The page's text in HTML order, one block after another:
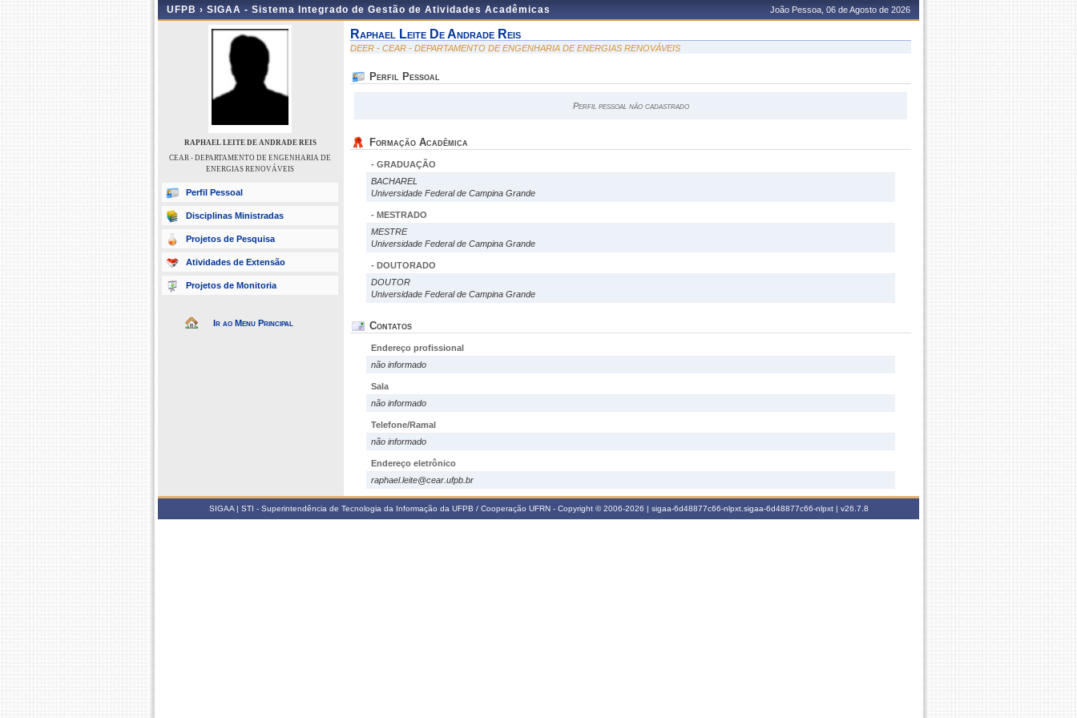
UFPB › SIGAA - Sistema Integrado de Gestão de Atividades Acadêmicas João Pessoa, 06 de Agosto de 2026
RAPHAEL LEITE DE ANDRADE REIS
CEAR - DEPARTAMENTO DE ENGENHARIA DE
ENERGIAS RENOVÁVEIS
Perfil Pessoal
Disciplinas Ministradas
Projetos de Pesquisa
Atividades de Extensão
Projetos de Monitoria
Ir ao Menu Principal
Raphael Leite De Andrade Reis
DEER - CEAR - DEPARTAMENTO DE ENGENHARIA DE ENERGIAS RENOVÁVEIS
Perfil Pessoal
Perfil pessoal não cadastrado
Formação Acadêmica
- GRADUAÇÃO
BACHAREL
Universidade Federal de Campina Grande
- MESTRADO
MESTRE
Universidade Federal de Campina Grande
- DOUTORADO
DOUTOR
Universidade Federal de Campina Grande
Contatos
Endereço profissional
não informado
Sala
não informado
Telefone/Ramal
não informado
Endereço eletrônico
raphael.leite@cear.ufpb.br
SIGAA | STI - Superintendência de Tecnologia da Informação da UFPB / Cooperação UFRN - Copyright © 2006-2026 | sigaa-6d48877c66-nlpxt.sigaa-6d48877c66-nlpxt | v26.7.8